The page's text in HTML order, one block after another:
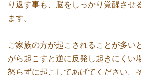
り返す事も、脳をしっかり覚醒させ
ます。
ご家族の方が起こされることが多い
がら起こすと逆に反発し起きにくい
怒らずに起こしてあげてください。